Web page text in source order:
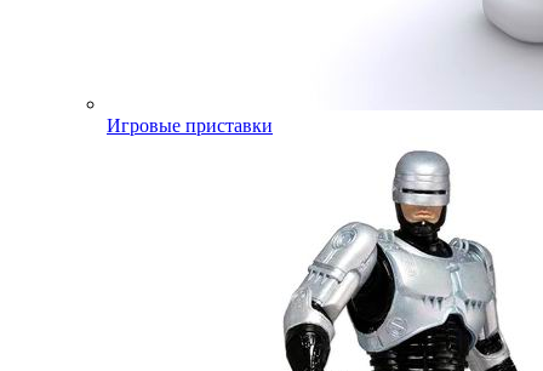
Игровые приставки